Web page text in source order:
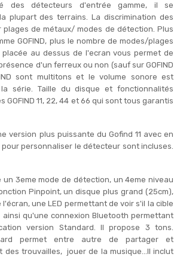
des détecteurs d'entrée gamme, il se
plupart des terrains. La discrimination des
plages de métaux/ modes de détection. Plus
GOFIND, plus le nombre de modes/plages
placée au dessus de l'ecran vous permet de
d'un ferreux ou non (sauf sur GOFIND
sont multitons et le volume sonore est
série. Taille du disque et fonctionnalités
GOFIND 11, 22, 44 et 66 qui sont tous garantis
version plus puissante du Gofind 11 avec en
personnaliser le détecteur sont incluses.
un 3eme mode de détection, un 4eme niveau
Pinpoint, un disque plus grand (25cm),
une LED permettant de voir s'il la cible
qu'une connexion Bluetooth permettant
version Standard. Il propose 3 tons.
permet entre autre de partager et
des trouvailles, jouer de la musique...Il inclut